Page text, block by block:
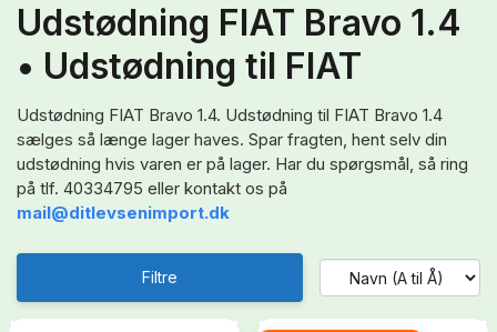
Udstødning FIAT Bravo 1.4
• Udstødning til FIAT
Udstødning FIAT Bravo 1.4. Udstødning til FIAT Bravo 1.4
sælges så længe lager haves. Spar fragten, hent selv din
udstødning hvis varen er på lager. Har du spørgsmål, så ring
på tlf. 40334795 eller kontakt os på
mail@ditlevsenimport.dk
Filtre